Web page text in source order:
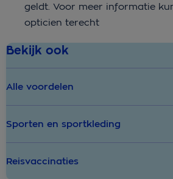
geldt. Voor meer informatie
opticien terecht
Bekijk ook
Alle voordelen
Sporten en sportkleding
Reisvaccinaties